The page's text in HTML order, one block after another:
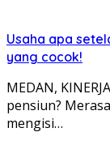
Usaha apa
yang cocok!
MEDAN,
pensiun?
mengisi…